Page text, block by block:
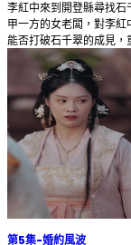
李紅中來到開登縣尋找石
甲一方的女老闆，對李
能否打破石千翠的成見，
第5集-婚約風波